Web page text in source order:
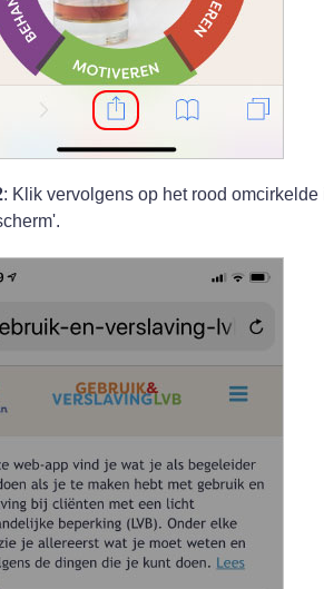
: Klik vervolgens op het rood